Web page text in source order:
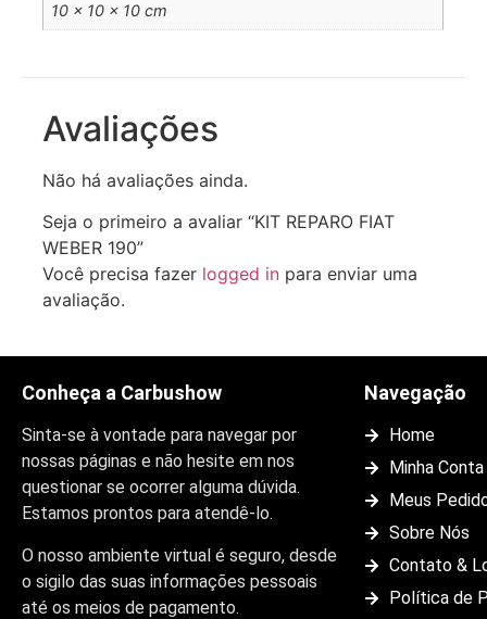
10 × 10 × 10 cm
Avaliações
Não há avaliações ainda.
Seja o primeiro a avaliar “KIT REPARO FIAT
WEBER 190”
Você precisa fazer logged in para enviar uma
avaliação.
Conheça a Carbushow
Sinta-se à vontade para navegar por
nossas páginas e não hesite em nos
questionar se ocorrer alguma dúvida.
Estamos prontos para atendê-lo.
O nosso ambiente virtual é seguro, desde
o sigilo das suas informações pessoais
até os meios de pagamento.
Navegação
Home
Minha Conta
Meus
Sobre Nós
Contato &
Política de